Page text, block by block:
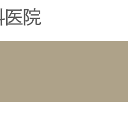
むし歯治療
小児歯科
院長紹介 院内紹介
院長ブログ スタッフブ